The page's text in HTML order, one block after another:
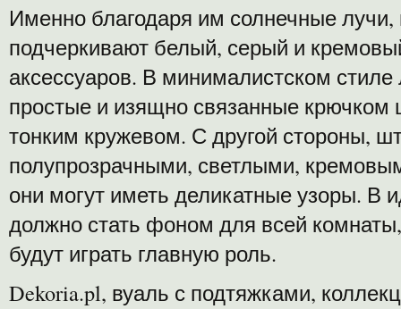
Именно благодаря им солнечные
подчеркивают белый, серый и
аксессуаров. В минималистском
простые и изящно связанные
тонким кружевом. С другой стороны,
полупрозрачными, светлыми,
они могут иметь деликатные узоры. В
должно стать фоном для всей
будут играть главную роль.
Dekoria.pl, вуаль с подтяжками,